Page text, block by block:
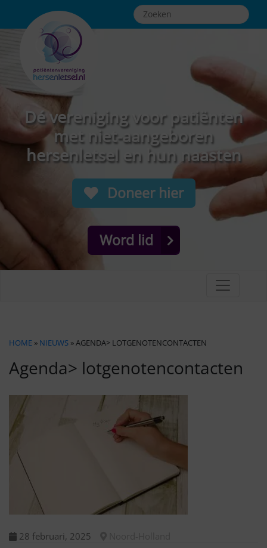
Dé vereniging voor patiënten
met niet-aangeboren
hersenletsel en hun naasten
Doneer hier
Word lid
HOME » NIEUWS » AGENDA> LOTGENOTENCONTACTEN
Agenda> lotgenotencontacten
28 februari, 2025